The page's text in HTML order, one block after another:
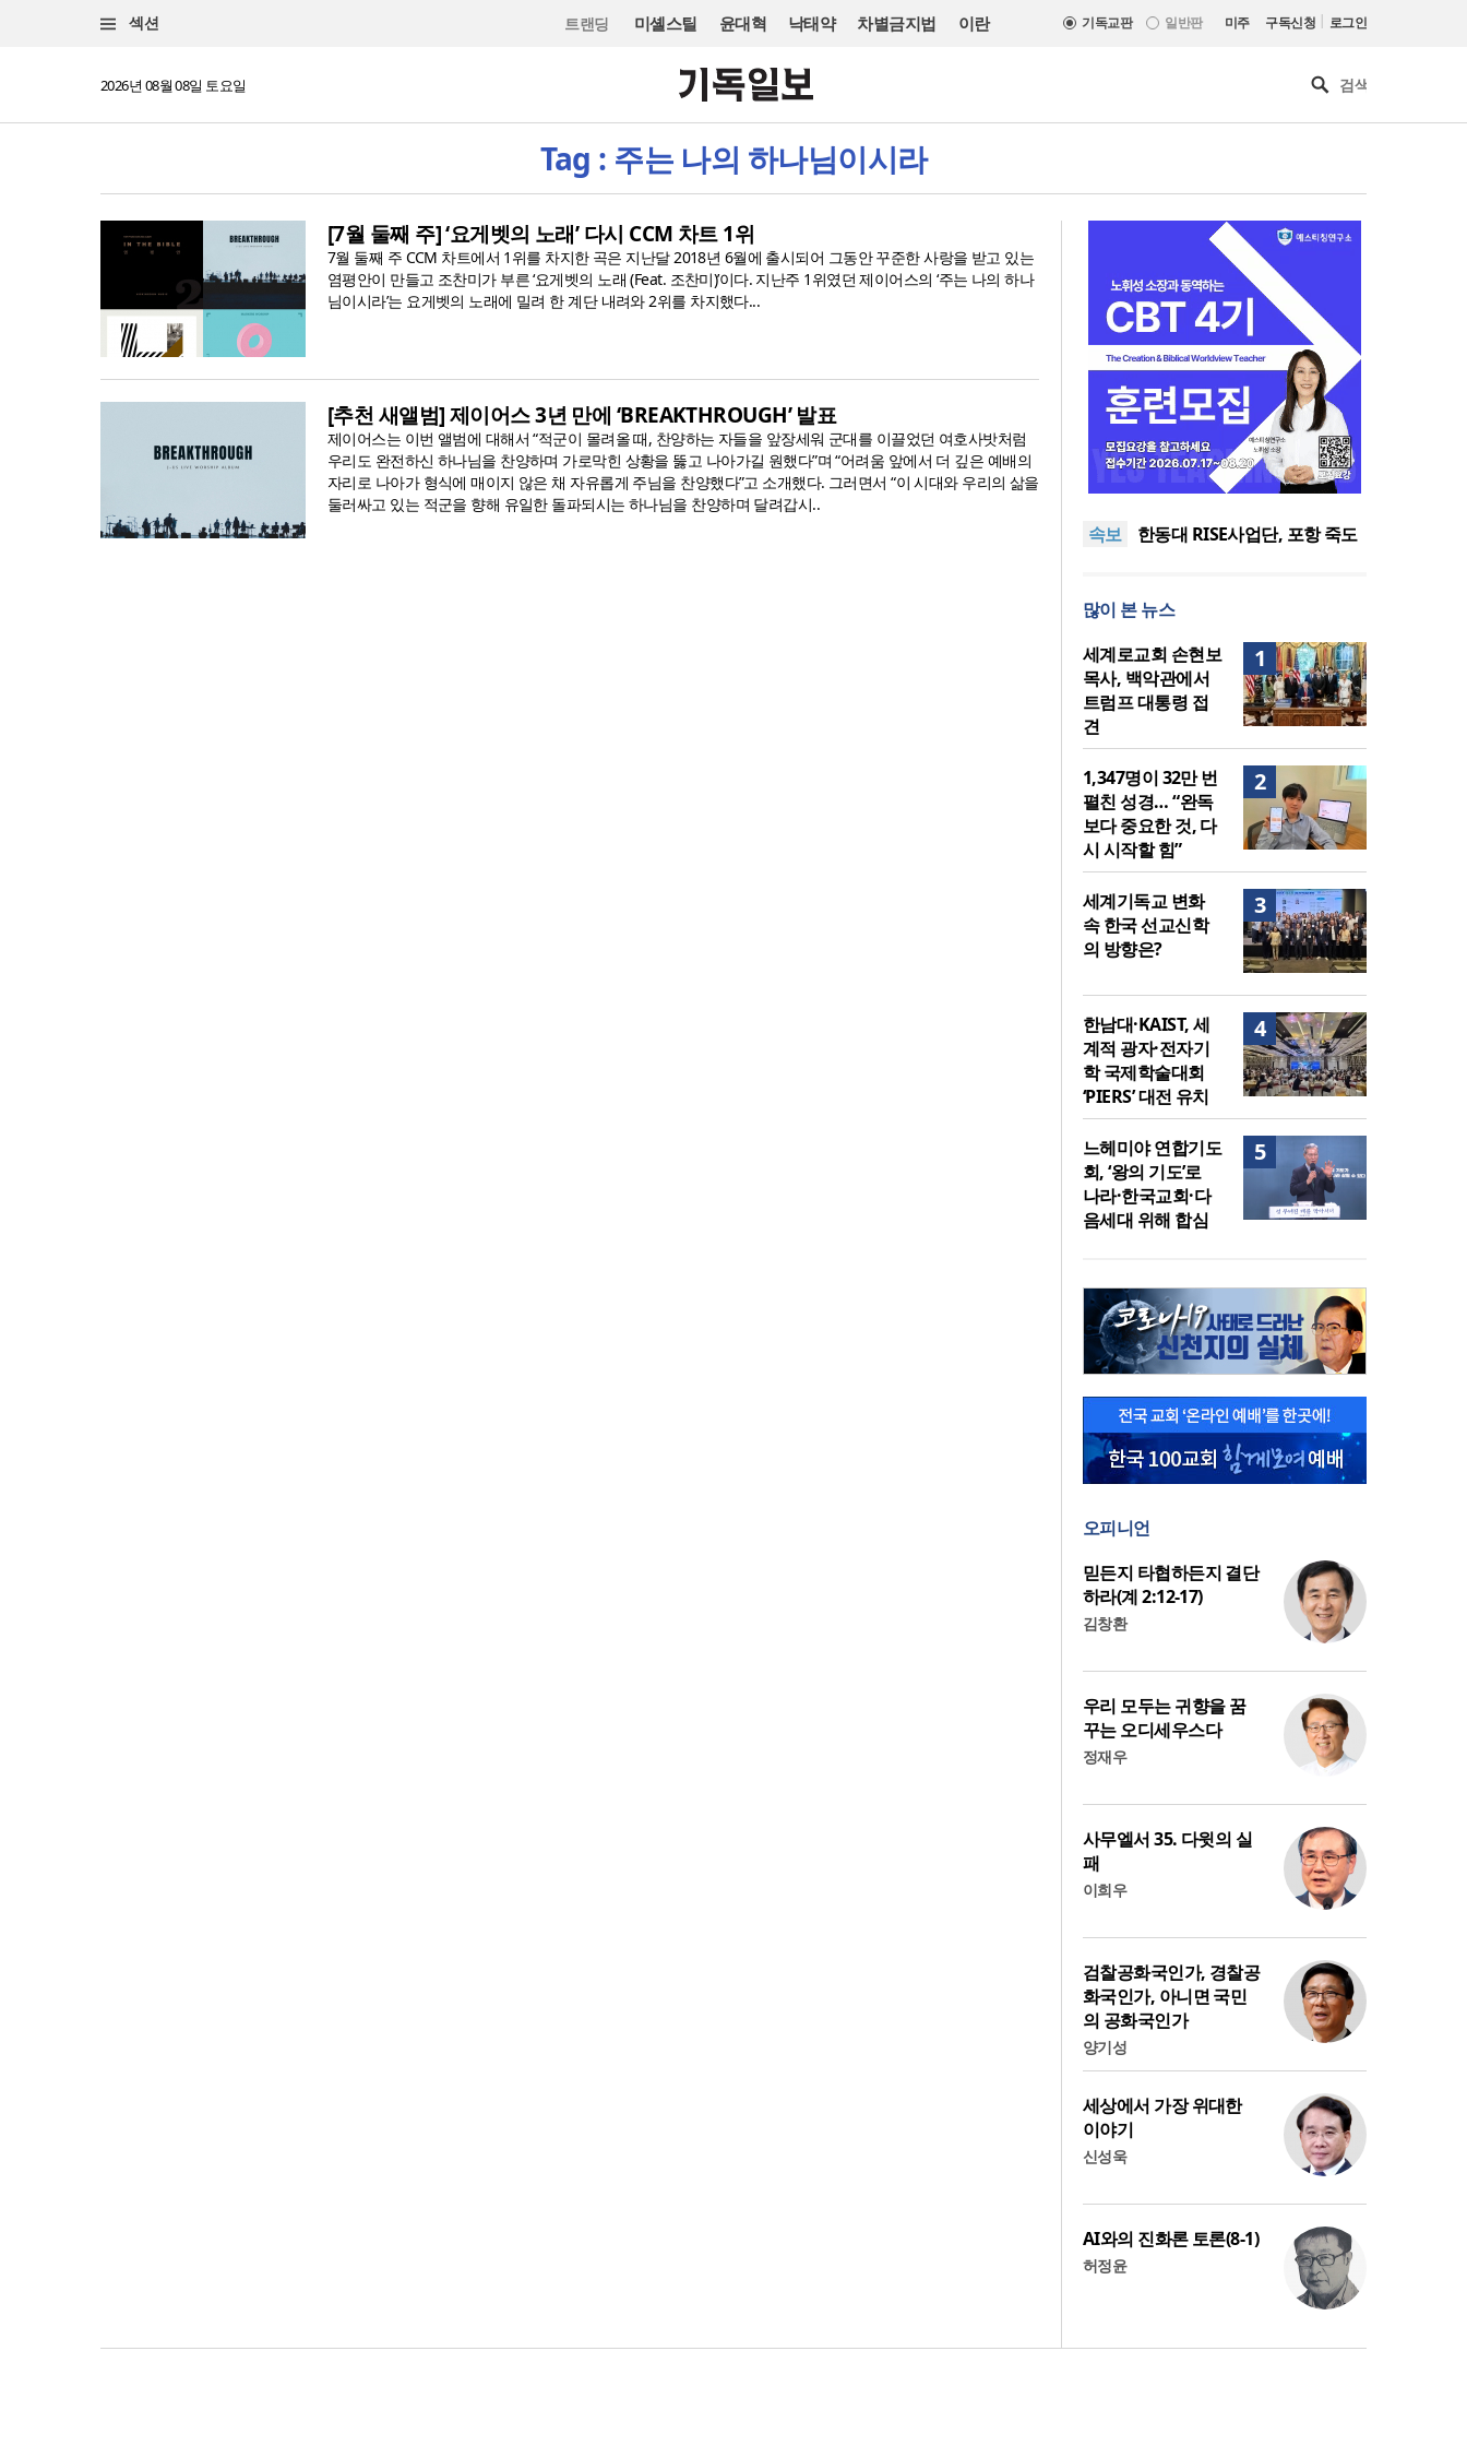
섹션 트랜딩 미셸스틸 윤대혁 낙태약 차별금지법 이란 기독교판 일반판 미주 구독신청 | 로그인
2026년 08월 08일 토요일
Tag : 주는 나의 하나님이시라
[7월 둘째 주] ‘요게벳의 노래’ 다시 CCM 차트 1위
7월 둘째 주 CCM 차트에서 1위를 차지한 곡은 지난달 2018년 6월에 출시되어 그동안 꾸준한 사랑을 받고 있는
염평안이 만들고 조찬미가 부른 ‘요게벳의 노래 (Feat. 조찬미)’이다. 지난주 1위였던 제이어스의 ‘주는 나의 하나
님이시라’는 요게벳의 노래에 밀려 한 계단 내려와 2위를 차지했다...
[추천 새앨범] 제이어스 3년 만에 ‘BREAKTHROUGH’ 발표
제이어스는 이번 앨범에 대해서 “적군이 몰려올 때, 찬양하는 자들을 앞장세워 군대를 이끌었던 여호사밧처럼
우리도 완전하신 하나님을 찬양하며 가로막힌 상황을 뚫고 나아가길 원했다”며 “어려움 앞에서 더 깊은 예배의
자리로 나아가 형식에 매이지 않은 채 자유롭게 주님을 찬양했다”고 소개했다. 그러면서 “이 시대와 우리의 삶을
둘러싸고 있는 적군을 향해 유일한 돌파되시는 하나님을 찬양하며 달려갑시..
속보
느헤미야 연합기도회, ‘왕의 기
위해 합심
희망의 미래를 향하여”
한동대 RISE사업단, 포항 죽도
대전 유치
신학의 방향은?
느헤미야 연합기도회, ‘왕의 기
도’로 나라·한국교회·다음세대
위해 합심
세기총 “자유를 지키며 하나 된
희망의 미래를 향하여”
많이 본 뉴스
1
세계로교회 손현보
목사, 백악관에서
트럼프 대통령 접
견
2
1,347명이 32만 번
펼친 성경… “완독
보다 중요한 것, 다
시 시작할 힘”
3
세계기독교 변화
속 한국 선교신학
의 방향은?
4
한남대·KAIST, 세
계적 광자·전자기
학 국제학술대회
‘PIERS’ 대전 유치
5
느헤미야 연합기도
회, ‘왕의 기도’로
나라·한국교회·다
음세대 위해 합심
오피니언
믿든지 타협하든지 결단
하라(계 2:12-17)
김창환
우리 모두는 귀향을 꿈
꾸는 오디세우스다
정재우
사무엘서 35. 다윗의 실
패
이희우
검찰공화국인가, 경찰공
화국인가, 아니면 국민
의 공화국인가
양기성
세상에서 가장 위대한
이야기
신성욱
AI와의 진화론 토론(8-1)
허정윤